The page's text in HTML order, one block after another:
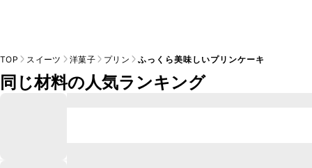
TOP スイーツ 洋菓子 プリン ふっくら美味しいプリンケーキ
同じ材料の人気ランキング